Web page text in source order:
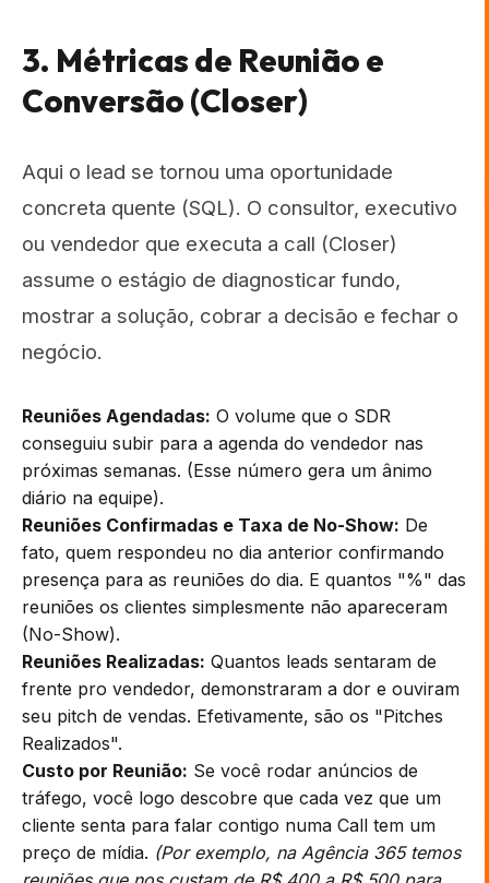
3. Métricas de Reunião e
Conversão (Closer)
Aqui o lead se tornou uma oportunidade
concreta quente (SQL). O consultor, executivo
ou vendedor que executa a call (Closer)
assume o estágio de diagnosticar fundo,
mostrar a solução, cobrar a decisão e fechar o
negócio.
Reuniões Agendadas: O volume que o SDR
conseguiu subir para a agenda do vendedor nas
próximas semanas. (Esse número gera um ânimo
diário na equipe).
Reuniões Confirmadas e Taxa de No-Show: De
fato, quem respondeu no dia anterior confirmando
presença para as reuniões do dia. E quantos "%" das
reuniões os clientes simplesmente não apareceram
(No-Show).
Reuniões Realizadas: Quantos leads sentaram de
frente pro vendedor, demonstraram a dor e ouviram
seu pitch de vendas. Efetivamente, são os "Pitches
Realizados".
Custo por Reunião: Se você rodar anúncios de
tráfego, você logo descobre que cada vez que um
cliente senta para falar contigo numa Call tem um
preço de mídia. (Por exemplo, na Agência 365 temos